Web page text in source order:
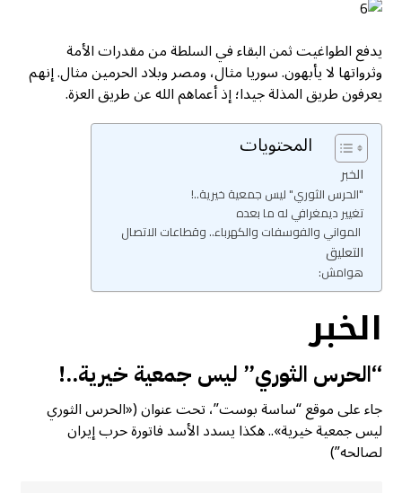
يدفع الطواغيت ثمن البقاء في السلطة من مقدرات الأمة
وثرواتها لا يأبهون. سوريا مثال، ومصر وبلاد الحرمين مثال. إنهم
يعرفون طريق المذلة جيدا؛ إذ أعماهم الله عن طريق العزة.
المحتويات
الخبر
"الحرس الثوري" ليس جمعية خيرية..!
تغيير ديمغرافي له ما بعده
المواني والفوسفات والكهرباء.. وقطاعات الاتصال
التعليق
هوامش:
الخبر
“الحرس الثوري” ليس جمعية خيرية..!
جاء على موقع “ساسة بوست”، تحت عنوان («الحرس الثوري
ليس جمعية خيرية».. هكذا يسدد الأسد فاتورة حرب إيران
لصالحه”)